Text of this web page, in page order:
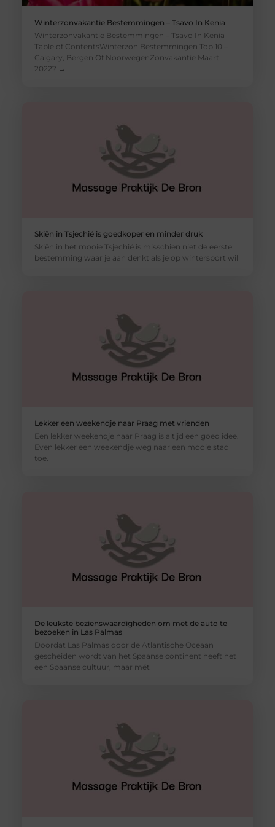
Winterzonvakantie Bestemmingen – Tsavo In Kenia
Winterzonvakantie Bestemmingen – Tsavo In Kenia
Table of ContentsWinterzon Bestemmingen Top 10 –
Calgary, Bergen Of NoorwegenZonvakantie Maart
2022? →
Skiën in Tsjechië is goedkoper en minder druk
Skiën in het mooie Tsjechië is misschien niet de eerste
bestemming waar je aan denkt als je op wintersport wil
Lekker een weekendje naar Praag met vrienden
Een lekker weekendje naar Praag is altijd een goed idee.
Even lekker een weekendje weg naar een mooie stad
toe.
De leukste bezienswaardigheden om met de auto te
bezoeken in Las Palmas
Doordat Las Palmas door de Atlantische Oceaan
gescheiden wordt van het Spaanse continent heeft het
een Spaanse cultuur, maar mét